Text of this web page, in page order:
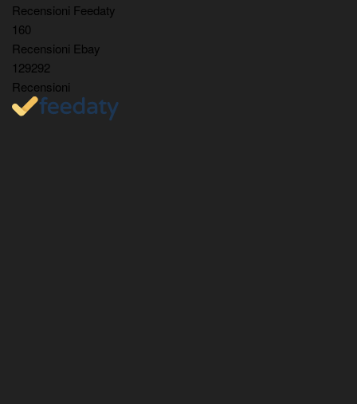
Recensioni Feedaty
160
Recensioni Ebay
129292
Recensioni